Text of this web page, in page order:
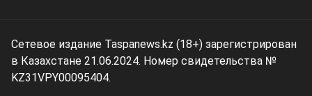
Сетевое издание Taspanews.kz (18+) зарегистрирован
в Казахстане 21.06.2024. Номер свидетельства №
KZ31VPY00095404.